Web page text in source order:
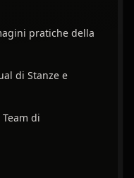
pratiche della
di Stanze e
di